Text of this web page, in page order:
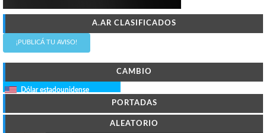
A.AR CLASIFICADOS
¡PUBLICÁ TU AVISO!
CAMBIO
Dólar estadounidense
PORTADAS
ALEATORIO